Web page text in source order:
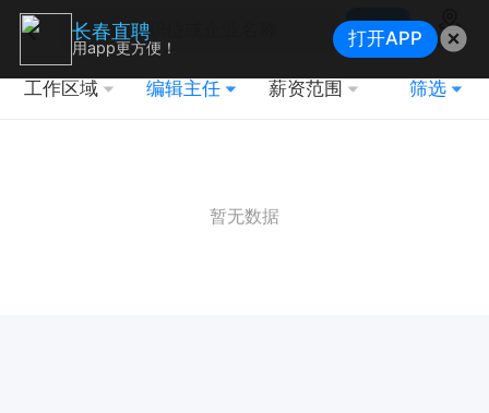
搜索
地图
工作区域 编辑主任 薪资范围 筛选
暂无数据
长春直聘
用app更方便！ 打开APP